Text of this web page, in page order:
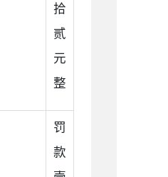
拾
贰
元
整
罚
款